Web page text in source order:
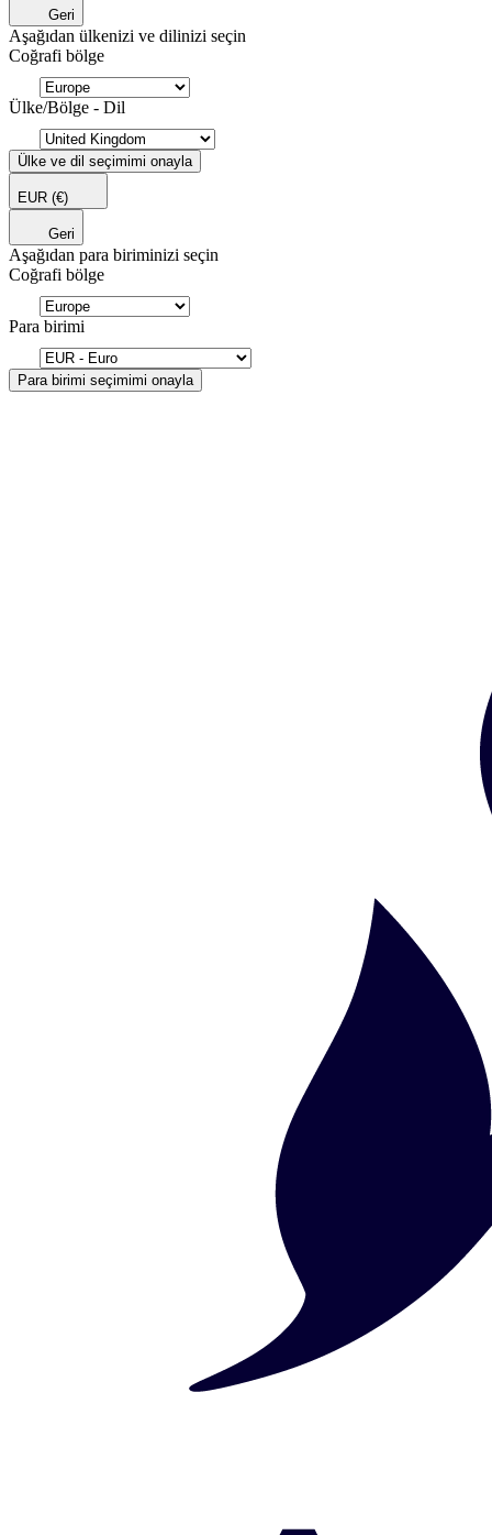
Geri
Aşağıdan ülkenizi ve dilinizi seçin
Coğrafi bölge
Ülke/Bölge - Dil
Ülke ve dil seçimimi onayla
EUR (€)
Geri
Aşağıdan para biriminizi seçin
Coğrafi bölge
Para birimi
Para birimi seçimimi onayla